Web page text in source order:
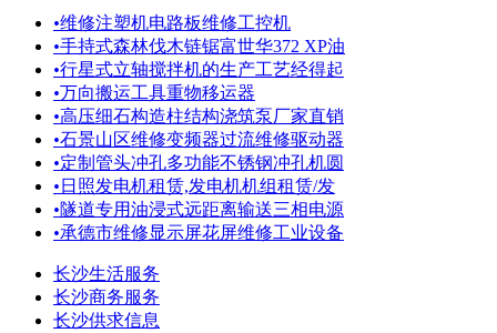
•维修注塑机电路板维修工控机
•手持式森林伐木链锯富世华372 XP油
•行星式立轴搅拌机的生产工艺经得起
•万向搬运工具重物移运器
•高压细石构造柱结构浇筑泵厂家直销
•石景山区维修变频器过流维修驱动器
•定制管头冲孔多功能不锈钢冲孔机圆
• 日照发电机租赁,发电机机组租赁/发
•隧道专用油浸式远距离输送三相电源
•承德市维修显示屏花屏维修工业设备
长沙生活服务
长沙商务服务
长沙供求信息